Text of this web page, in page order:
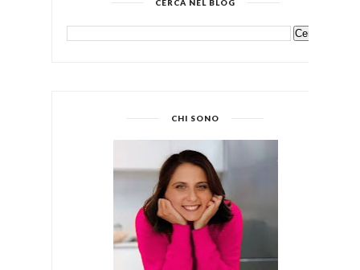
CERCA NEL BLOG
CHI SONO